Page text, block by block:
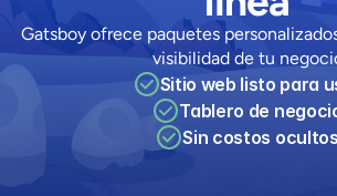
Gatsboy ofrece paquetes
visibilidad de tu
Sitio web listo para
Sin costos ocultos
Tablero de